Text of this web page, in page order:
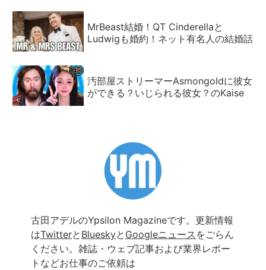
MrBeast結婚！QT Cinderellaと
Ludwigも婚約！ネット有名人の結婚話
汚部屋ストリーマーAsmongoldに彼女
ができる？いじられる彼女？のKaise
古田アデルのYpsilon Magazineです。更新情報
はTwitterと Blueskyと Googleニュース をごらん
ください。雑誌・ウェブ記事および業界レポー
トなどお仕事のご依頼は